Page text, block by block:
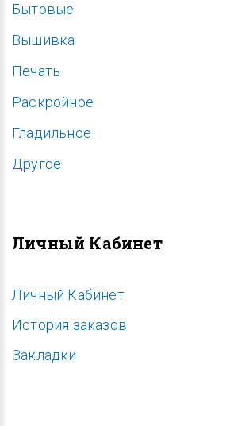
Бытовые
Вышивка
Печать
Раскройное
Гладильное
Другое
Личный Кабинет
Личный Кабинет
История заказов
Закладки